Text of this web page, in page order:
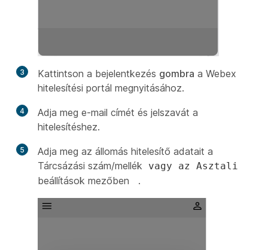
3 Kattintson a bejelentkezés gombra a Webex
hitelesítési portál megnyitásához.
4
Adja meg e-mail címét és jelszavát a
hitelesítéshez.
5
Adja meg az állomás hitelesítő adatait a
Tárcsázási szám/mellék
vagy az Asztali
beállítások mezőben .